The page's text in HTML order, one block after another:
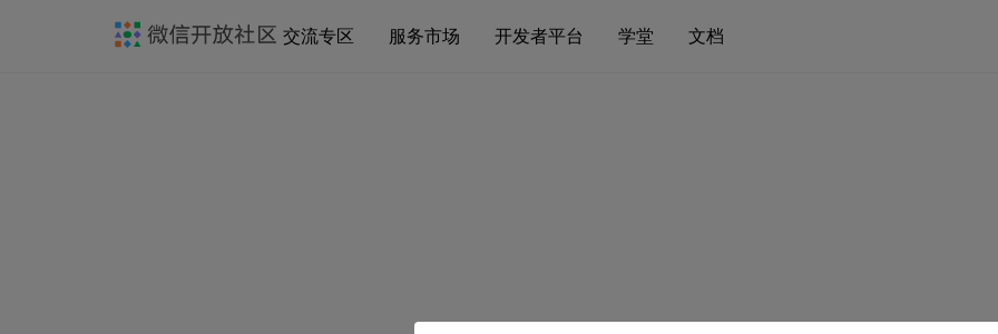
交流专区 服务市场 开发者平台 学堂 文档